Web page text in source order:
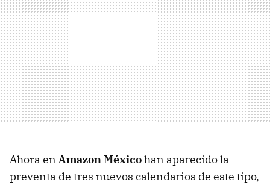
Ahora en Amazon Méxicohan aparecido la
preventa de tres nuevos calendarios de este tipo,